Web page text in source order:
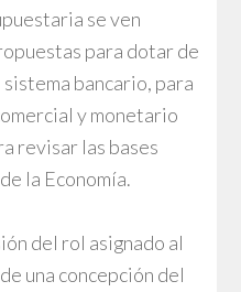
se ven
para dotar de
bancario, para
y monetario
revisar las bases
la Economía.
del rol asignado al
una concepción del